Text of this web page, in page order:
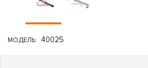
МОДЕЛЬ: 40025